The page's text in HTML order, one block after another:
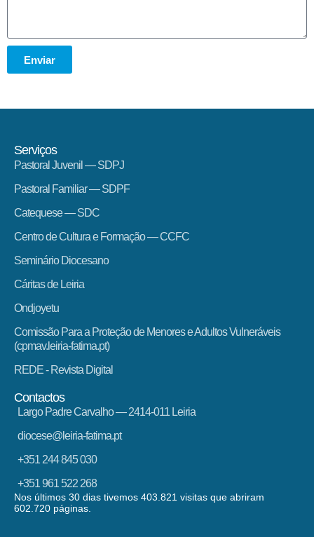
Enviar
Serviços
Pastoral Juvenil — SDPJ
Pastoral Familiar — SDPF
Catequese — SDC
Centro de Cultura e Formação — CCFC
Seminário Diocesano
Cáritas de Leiria
Ondjoyetu
Comissão Para a Proteção de Menores e Adultos Vulneráveis
(cpmav.leiria-fatima.pt)
REDE - Revista Digital
Contactos
Largo Padre Carvalho — 2414-011 Leiria
diocese@leiria-fatima.pt
+351 244 845 030
+351 961 522 268
Nos últimos 30 dias tivemos 403.821 visitas que abriram
602.720 páginas.